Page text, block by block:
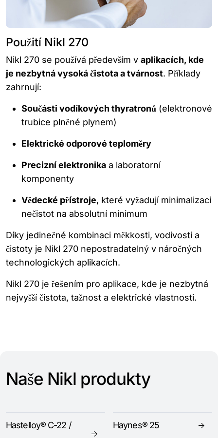
Použití Nikl 270
Nikl 270 se používá především v aplikacích, kde
je nezbytná vysoká čistota a tvárnost. Příklady
zahrnují:
Součásti vodíkových thyratronů (elektronové
trubice plněné plynem)
Elektrické odporové teploměry
Precizní elektronika a laboratorní
komponenty
Vědecké přístroje, které vyžadují minimalizaci
nečistot na absolutní minimum
Díky jedinečné kombinaci měkkosti, vodivosti a
čistoty je Nikl 270 nepostradatelný v náročných
technologických aplikacích.
Nikl 270 je řešením pro aplikace, kde je nezbytná
nejvyšší čistota, tažnost a elektrické vlastnosti.
Naše Nikl produkty
Hastelloy® C-22 /
Haynes® 25